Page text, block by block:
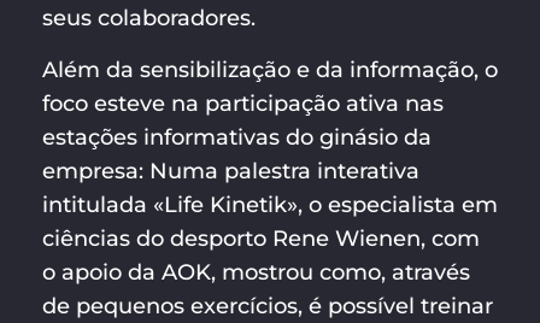
seus colaboradores.
Além da sensibilização e da informação, o
foco esteve na participação ativa nas
estações informativas do ginásio da
empresa: Numa palestra interativa
intitulada «Life Kinetik», o especialista em
ciências do desporto Rene Wienen, com
o apoio da AOK, mostrou como, através
de pequenos exercícios, é possível treinar